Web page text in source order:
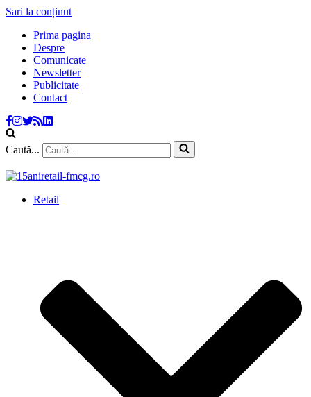
Sari la conținut
Prima pagina
Despre
Comunicate
Newsletter
Publicitate
Contact
Caută...
Retail